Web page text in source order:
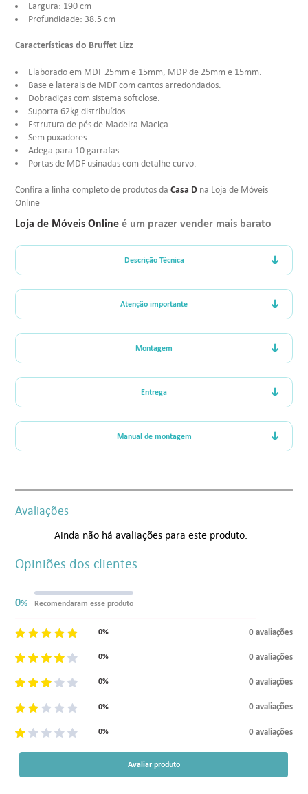
Largura: 190 cm
Profundidade: 38.5 cm
Características do Bruffet Lizz
Elaborado em MDF 25mm e 15mm, MDP de 25mm e 15mm.
Base e laterais de MDF com cantos arredondados.
Dobradiças com sistema softclose.
Suporta 62kg distribuídos.
Estrutura de pés de Madeira Maciça.
Sem puxadores
Adega para 10 garrafas
Portas de MDF usinadas com detalhe curvo.
Confira a linha completo de produtos daCasa D na Loja de Móveis
Online
Loja de Móveis Onlineé um prazer vender mais barato
Descrição Técnica
Atenção importante
Montagem
Entrega
Manual de montagem
Avaliações
Ainda não há avaliações para este produto.
Opiniões dos clientes
0% Recomendaram esse produto
0% 0 avaliações
0% 0 avaliações
0% 0 avaliações
0% 0 avaliações
0% 0 avaliações
Avaliar produto